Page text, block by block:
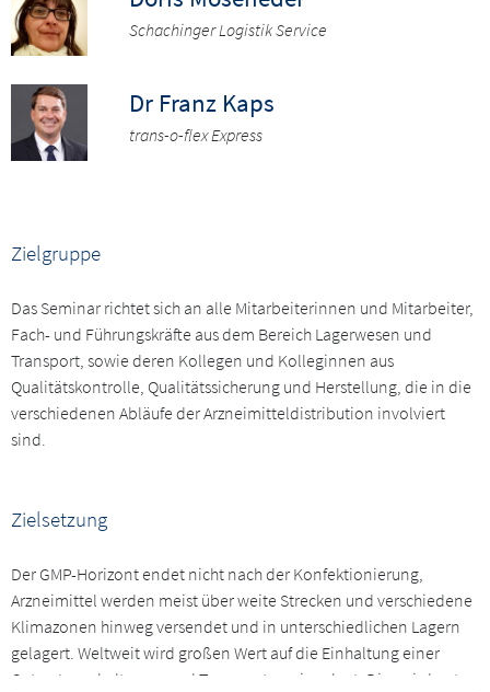
Schachinger Logistik Service
Dr Franz Kaps
trans-o-flex Express
Zielgruppe
Das Seminar richtet sich an alle Mitarbeiterinnen und Mitarbeiter,
Fach- und Führungskräfte aus dem Bereich Lagerwesen und
Transport, sowie deren Kollegen und Kolleginnen aus
Qualitätskontrolle, Qualitätssicherung und Herstellung, die in die
verschiedenen Abläufe der Arzneimitteldistribution involviert
sind.
Zielsetzung
Der GMP-Horizont endet nicht nach der Konfektionierung,
Arzneimittel werden meist über weite Strecken und verschiedene
Klimazonen hinweg versendet und in unterschiedlichen Lagern
gelagert. Weltweit wird großen Wert auf die Einhaltung einer
Guten Lagerhaltungs- und Transportpraxis gelegt. Dies wird unter